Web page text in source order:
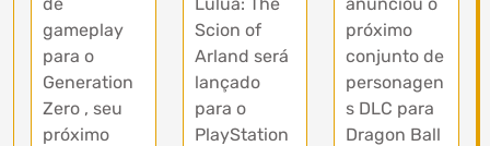
gameplay
para o
Generation
Zero , seu
próximo
Scion of
Arland será
lançado
para o
PlayStation
próximo
conjunto de
personagen
s DLC para
Dragon Ball